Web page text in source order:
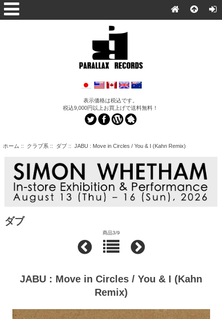
表示価格は税込です。
税込9,000円以上お買上げで送料無料！
ホーム :: クラブ系 :: ダブ:: JABU : Move in Circles / You & I (Kahn Remix)
ダブ
商品3/9
JABU : Move in Circles / You & I (Kahn
Remix)